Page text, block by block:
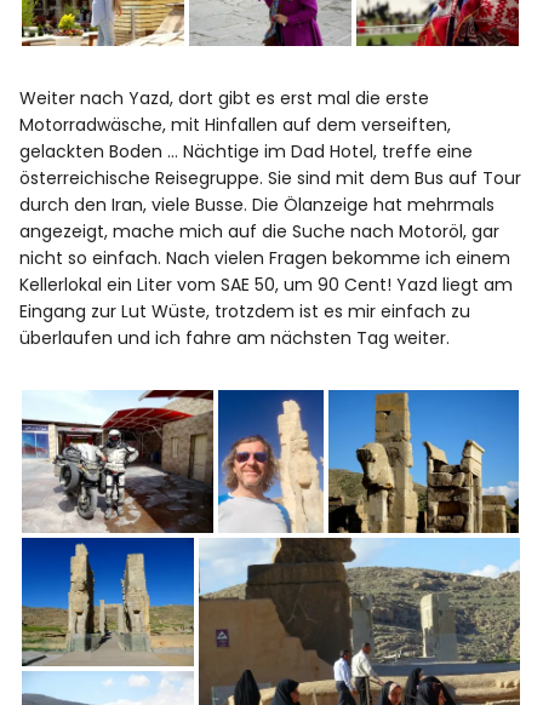
Weiter nach Yazd, dort gibt es erst mal die erste
Motorradwäsche, mit Hinfallen auf dem verseiften,
gelackten Boden … Nächtige im Dad Hotel, treffe eine
österreichische Reisegruppe. Sie sind mit dem Bus auf Tour
durch den Iran, viele Busse. Die Ölanzeige hat mehrmals
angezeigt, mache mich auf die Suche nach Motoröl, gar
nicht so einfach. Nach vielen Fragen bekomme ich einem
Kellerlokal ein Liter vom SAE 50, um 90 Cent! Yazd liegt am
Eingang zur Lut Wüste, trotzdem ist es mir einfach zu
überlaufen und ich fahre am nächsten Tag weiter.